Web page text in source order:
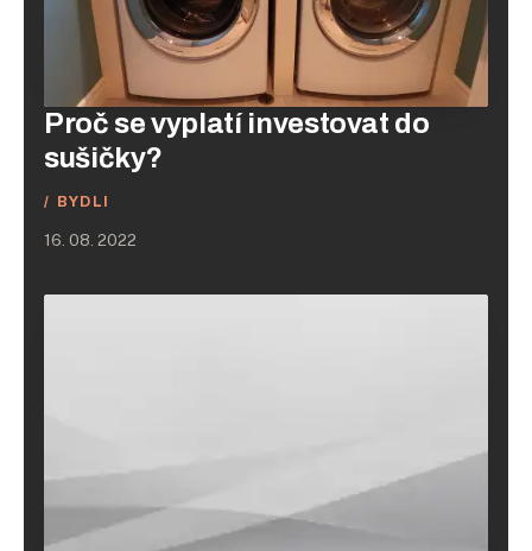
Proč se vyplatí investovat do
sušičky?
BYDLI
16. 08. 2022